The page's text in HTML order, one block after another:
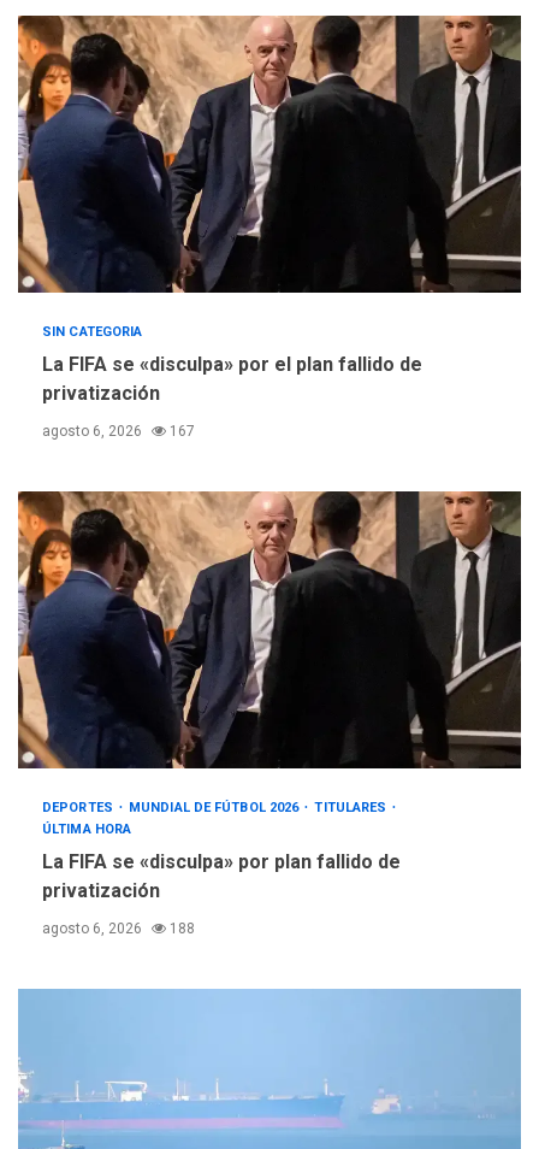
SIN CATEGORIA
La FIFA se «disculpa» por el plan fallido de
privatización
agosto 6, 2026 167
DEPORTES MUNDIAL DE FÚTBOL 2026
TITULARES
ÚLTIMA HORA
La FIFA se «disculpa» por plan fallido de
privatización
agosto 6, 2026 188